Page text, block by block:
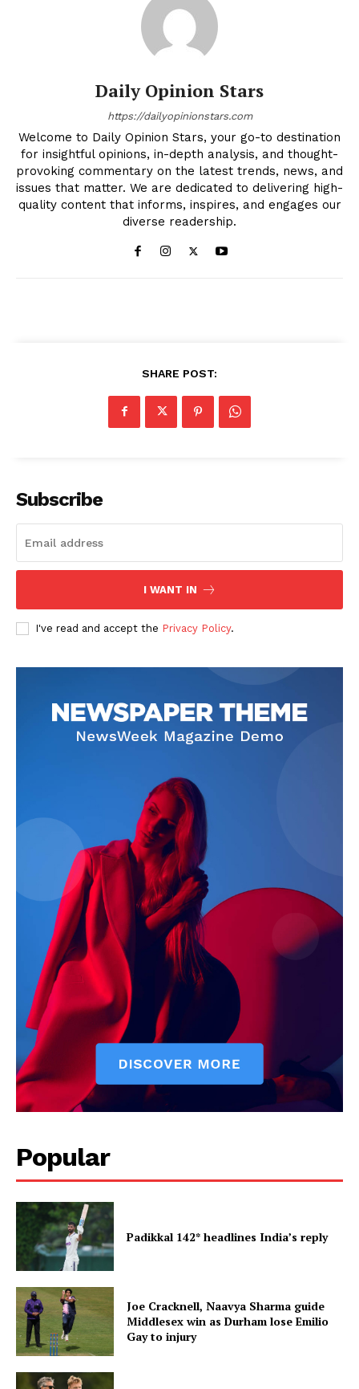
Daily Opinion Stars
https://dailyopinionstars.com
Welcome to Daily Opinion Stars, your go-to destination
for insightful opinions, in-depth analysis, and thought-
provoking commentary on the latest trends, news, and
issues that matter. We are dedicated to delivering high-
quality content that informs, inspires, and engages our
diverse readership.
SHARE POST:
Subscribe
I WANT IN
I've read and accept the Privacy Policy.
Popular
Padikkal 142* headlines India’s reply
Joe Cracknell, Naavya Sharma guide
Middlesex win as Durham lose Emilio
Gay to injury